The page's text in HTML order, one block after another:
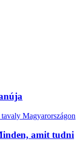
amit tudni